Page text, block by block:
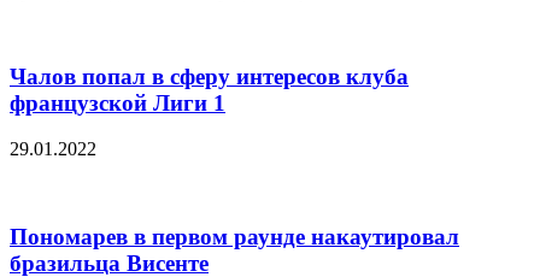
Чалов попал в сферу интересов клуба
французской Лиги 1
29.01.2022
Пономарев в первом раунде накаутировал
бразильца Висенте